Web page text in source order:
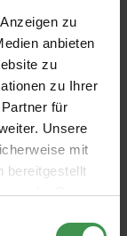
zu
anbieten
zu
zu Ihrer
für
Unsere
mit
bereitgestellt
der Dienste
mit